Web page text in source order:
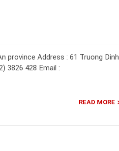
province Address : 61 Truong Dinh
3826 428 Email :
READ MORE